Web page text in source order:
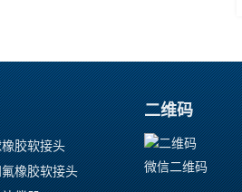
胶软接头
橡胶软接头
二维码
微信二维码